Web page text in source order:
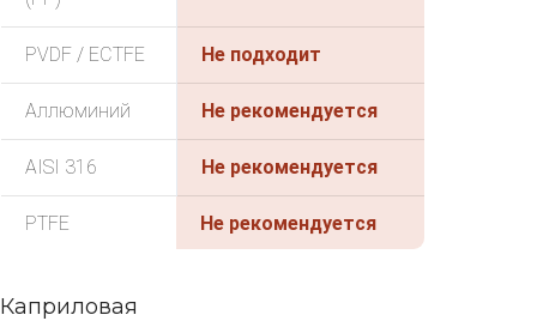
PVDF / ECTFE Не подходит
Аллюминий Не рекомендуется
AISI 316 Не рекомендуется
PTFE Не рекомендуется
Каприловая